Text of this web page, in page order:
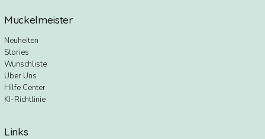
Muckelmeister
Neuheiten
Stories
Wunschliste
Über Uns
Hilfe Center
KI-Richtlinie
Links